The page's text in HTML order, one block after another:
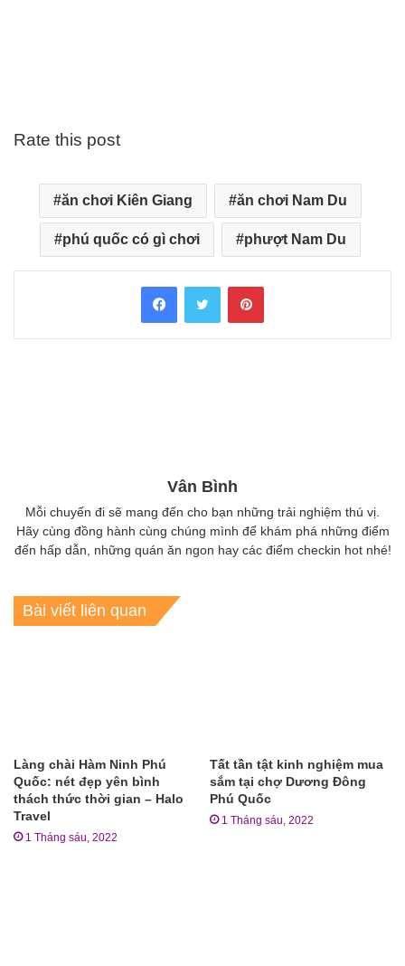
Rate this post
ăn chơi Kiên Giang ăn chơi Nam Du
phú quốc có gì chơi phượt Nam Du
FacebookTwitter Pinterest
Vân Bình
Mỗi chuyến đi sẽ mang đến cho bạn những trải nghiệm thú vị.
Hãy cùng đồng hành cùng chúng mình để khám phá những điểm
đến hấp dẫn, những quán ăn ngon hay các điểm checkin hot nhé!
Bài viết liên quan
Làng chài Hàm Ninh Phú
Quốc: nét đẹp yên bình
thách thức thời gian – Halo
Travel
1 Tháng sáu, 2022
Tất tần tật kinh nghiệm mua
sắm tại chợ Dương Đông
Phú Quốc
1 Tháng sáu, 2022